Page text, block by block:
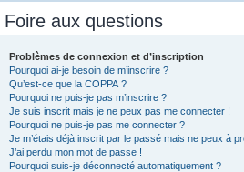
Foire aux questions
Problèmes de connexion et d’inscription
Pourquoi ai-je besoin de m’inscrire ?
Qu’est-ce que la COPPA ?
Pourquoi ne puis-je pas m’inscrire ?
Je suis inscrit mais je ne peux pas me connecter !
Pourquoi ne puis-je pas me connecter ?
Je m’étais déjà inscrit par le passé mais ne peux à
J’ai perdu mon mot de passe !
Pourquoi suis-je déconnecté automatiquement ?